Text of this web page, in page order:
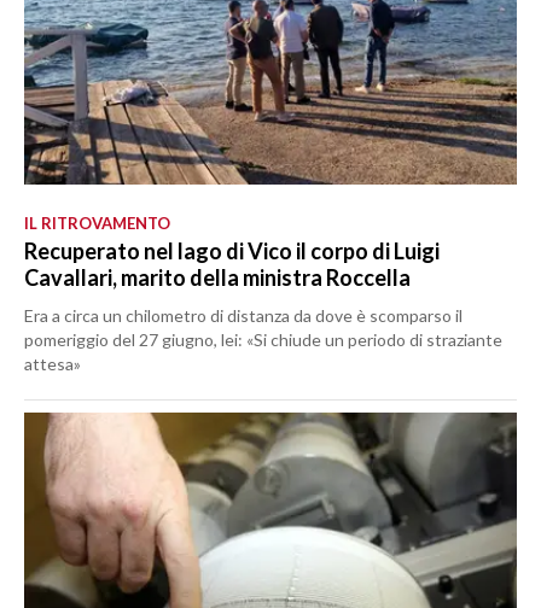
IL RITROVAMENTO
Recuperato nel lago di Vico il corpo di Luigi
Cavallari, marito della ministra Roccella
Era a circa un chilometro di distanza da dove è scomparso il
pomeriggio del 27 giugno, lei: «Si chiude un periodo di straziante
attesa»